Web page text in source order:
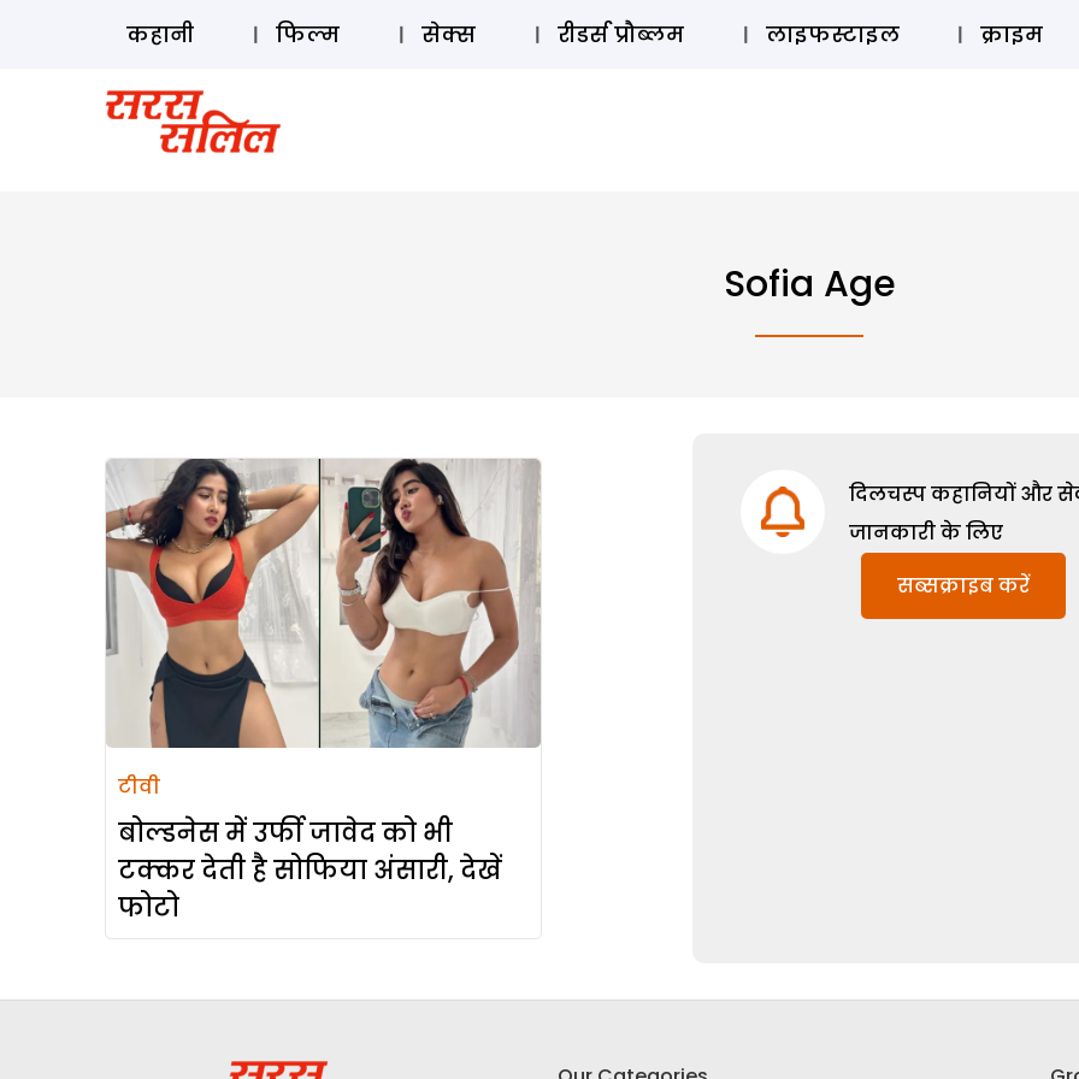
ऑडियो
कहानी फिल्म सेक्स रीडर्स प्रौब्लम लाइफस्टाइल क्राइम
Sofia Age
टीवी
बोल्डनेस में उर्फी जावेद को भी
टक्कर देती है सोफिया अंसारी, देखें
फोटो
दिलचस्प कहानियों और
जानकारी के लिए
सब्सक्राइब करें